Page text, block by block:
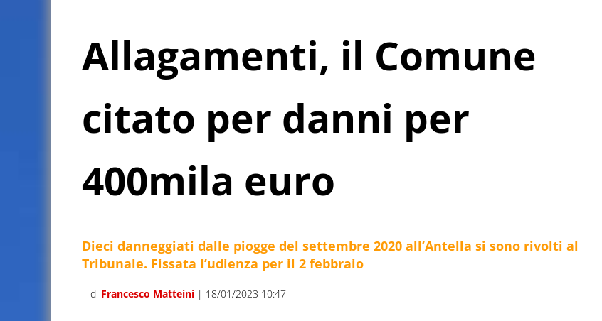
Allagamenti, il Comune
citato per danni per
400mila euro
Dieci danneggiati dalle piogge del settembre 2020 all’Antella si sono rivolti al
Tribunale. Fissata l’udienza per il 2 febbraio
di Francesco Matteini | 18/01/2023 10:47